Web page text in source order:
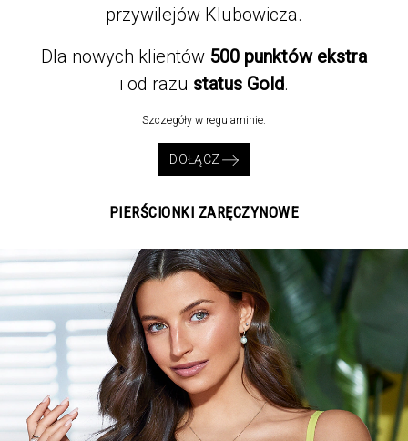
przywilejów Klubowicza.
Dla nowych klientów 500 punktów ekstra
i od razu status Gold.
Szczegóły w regulaminie.
DOŁĄCZ
PIERŚCIONKI ZARĘCZYNOWE